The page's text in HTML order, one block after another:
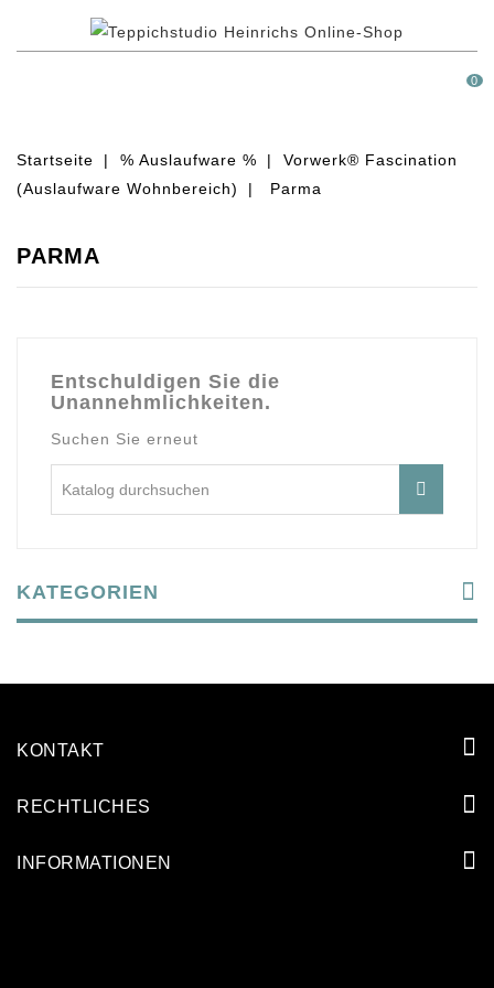
0
Startseite % Auslaufware %
Vorwerk® Fascination
(Auslaufware Wohnbereich)
Parma
PARMA
Entschuldigen Sie die
Unannehmlichkeiten.
Suchen Sie erneut
KATEGORIEN
KONTAKT
RECHTLICHES
INFORMATIONEN